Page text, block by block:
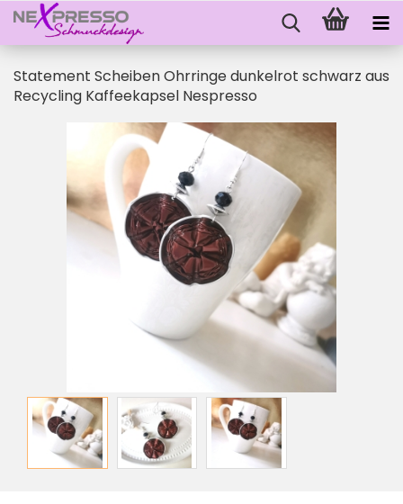
Statement Scheiben Ohrringe dunkelrot schwarz aus
Recycling Kaffeekapsel Nespresso